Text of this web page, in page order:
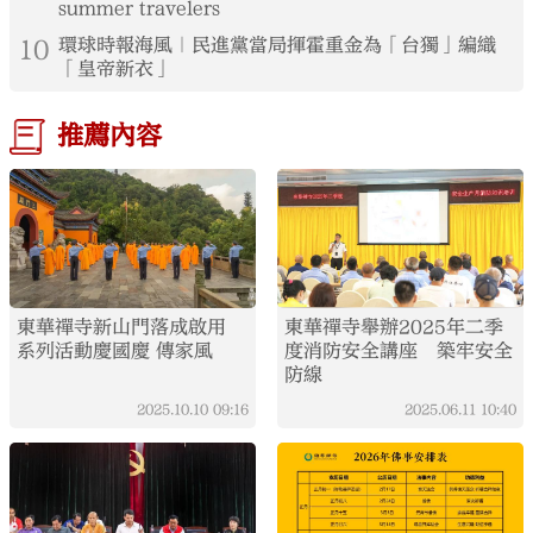
summer travelers
10 環球時報海風｜民進黨當局揮霍重金為「台獨」編織
「皇帝新衣」
推薦內容
東華禪寺新山門落成啟用
系列活動慶國慶 傳家風
2025.10.10 09:16
東華禪寺舉辦2025年二季
度消防安全講座 築牢安全
防線
2025.06.11 10:40